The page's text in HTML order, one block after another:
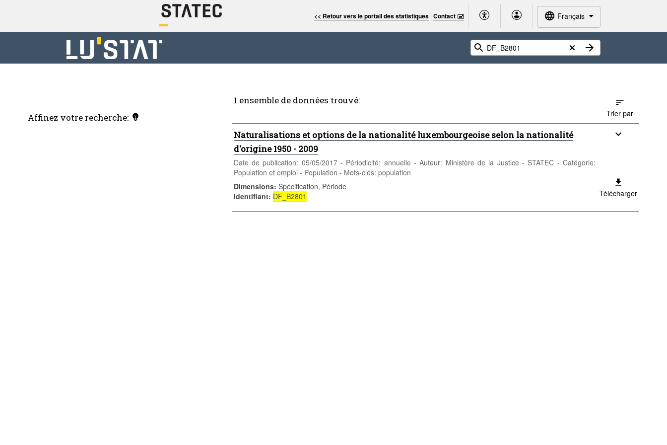
<< Retour vers le portail des statistiques |Contact 🖃 Français
Affinez votre recherche:
1 ensemble de données trouvé:
Trier par
Naturalisations et options de la nationalité luxembourgeoise selon la nationalité
d'origine 1950 - 2009
Date de publication: 05/05/2017 - Périodicité: annuelle - Auteur: Ministère de la Justice - STATEC - Catégorie:
Population et emploi - Population - Mots-clés: population
Dimensions: Spécification, Période
Identifiant: DF_B2801 Télécharger